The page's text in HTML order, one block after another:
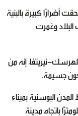
أضرارًا كبيرة بالبنية
وغمرت
نيريتفا، إنه من
جسيمة.
البوسنية بميناء
بالكامل في جزء يبلغ طوله 17 كيلومترًا باتجاه مدينة